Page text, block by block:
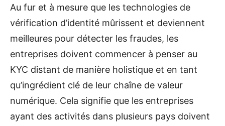
Au fur et à mesure que les technologies de
vérification d’identité mûrissent et deviennent
meilleures pour détecter les fraudes, les
entreprises doivent commencer à penser au
KYC distant de manière holistique et en tant
qu’ingrédient clé de leur chaîne de valeur
numérique. Cela signifie que les entreprises
ayant des activités dans plusieurs pays doivent